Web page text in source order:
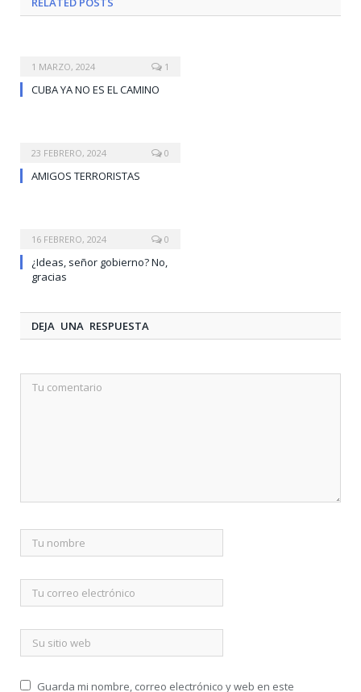
1 MARZO, 2024 1
CUBA YA NO ES EL CAMINO
23 FEBRERO, 2024 0
AMIGOS TERRORISTAS
16 FEBRERO, 2024 0
¿Ideas, señor gobierno? No,
gracias
DEJA UNA RESPUESTA
Guarda mi nombre, correo electrónico y web en este